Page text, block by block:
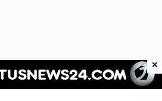
Juventus News 24
×